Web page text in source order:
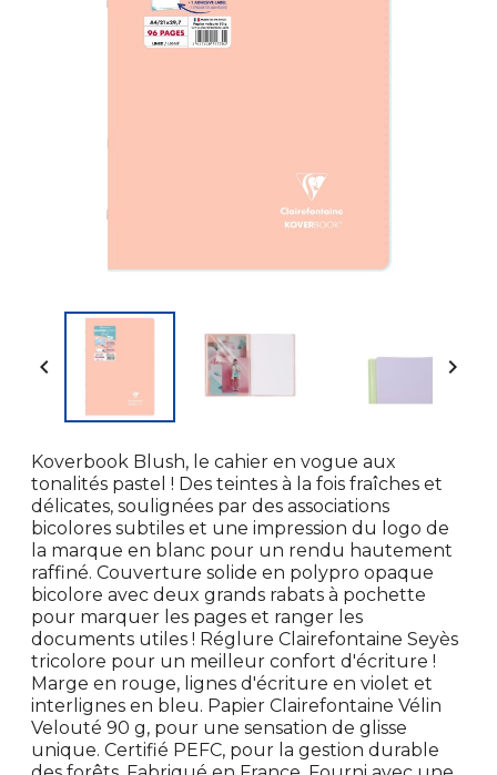
 
Koverbook Blush, le cahier en vogue aux
tonalités pastel ! Des teintes à la fois fraîches et
délicates, soulignées par des associations
bicolores subtiles et une impression du logo de
la marque en blanc pour un rendu hautement
raffiné. Couverture solide en polypro opaque
bicolore avec deux grands rabats à pochette
pour marquer les pages et ranger les
documents utiles ! Réglure Clairefontaine Seyès
tricolore pour un meilleur confort d'écriture !
Marge en rouge, lignes d'écriture en violet et
interlignes en bleu. Papier Clairefontaine Vélin
Velouté 90 g, pour une sensation de glisse
unique. Certifié PEFC, pour la gestion durable